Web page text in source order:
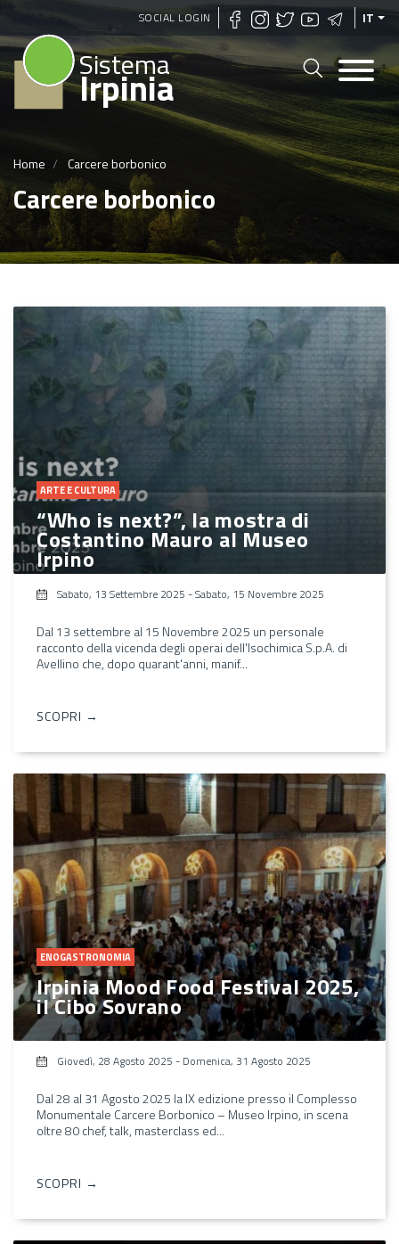
Salta
al
contenuto
principale
SOCIAL LOGIN IT
Sistema
Irpinia
Home Carcere borbonico
Carcere borbonico
ARTE E CULTURA
“Who is next?”, la mostra di
Costantino Mauro al Museo
Irpino
Sabato, 13 Settembre 2025 -Sabato, 15 Novembre 2025
Dal 13 settembre al 15 Novembre 2025 un personale
racconto della vicenda degli operai dell'Isochimica S.p.A. di
Avellino che, dopo quarant'anni, manif...
SCOPRI →
ENOGASTRONOMIA
Irpinia Mood Food Festival 2025,
il Cibo Sovrano
Giovedì, 28 Agosto 2025 - Domenica, 31 Agosto 2025
Dal 28 al 31 Agosto 2025 la IX edizione presso il Complesso
Monumentale Carcere Borbonico – Museo Irpino, in scena
oltre 80 chef, talk, masterclass ed...
SCOPRI →